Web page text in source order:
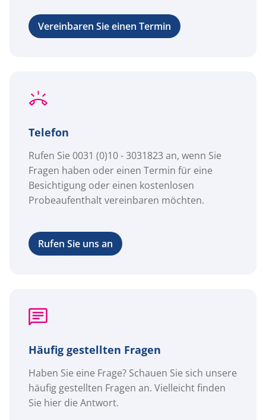
Vereinbaren Sie einen Termin
Telefon
Rufen Sie 0031 (0)10 - 3031823 an, wenn Sie
Fragen haben oder einen Termin für eine
Besichtigung oder einen kostenlosen
Probeaufenthalt vereinbaren möchten.
Rufen Sie uns an
Häufig gestellten Fragen
Haben Sie eine Frage? Schauen Sie sich unsere
häufig gestellten Fragen an. Vielleicht finden
Sie hier die Antwort.